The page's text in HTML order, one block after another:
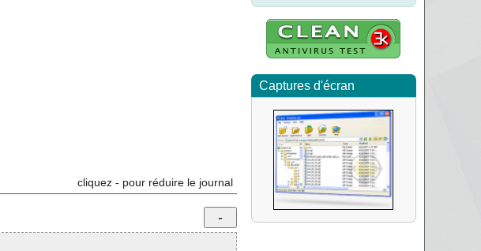
cliquez - pour réduire le journal
Captures d'écran